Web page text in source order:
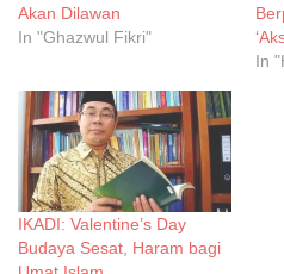
Akan Dilawan
In "Ghazwul Fikri"
In
IKADI: Valentine’s Day
Budaya Sesat, Haram bagi